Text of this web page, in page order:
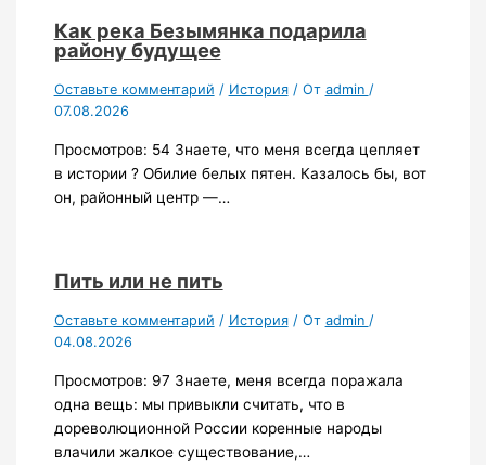
Как река Безымянка подарила
району будущее
Оставьте комментарий / История/ От admin /
07.08.2026
Просмотров: 54 Знаете, что меня всегда цепляет
в истории ? Обилие белых пятен. Казалось бы, вот
он, районный центр —…
Пить или не пить
Оставьте комментарий / История/ От admin /
04.08.2026
Просмотров: 97 Знаете, меня всегда поражала
одна вещь: мы привыкли считать, что в
дореволюционной России коренные народы
влачили жалкое существование,…